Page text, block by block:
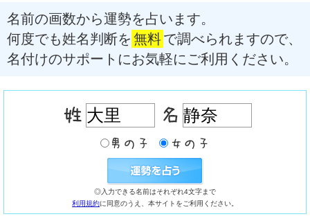
名前の画数から運勢を占います。
何度でも姓名判断を 無料で調べられますので、
名付けのサポートにお気軽にご利用ください。
◎入力できる名前はそれぞれ4文字まで
利用規約に同意のうえ、本サイトをご利用ください。